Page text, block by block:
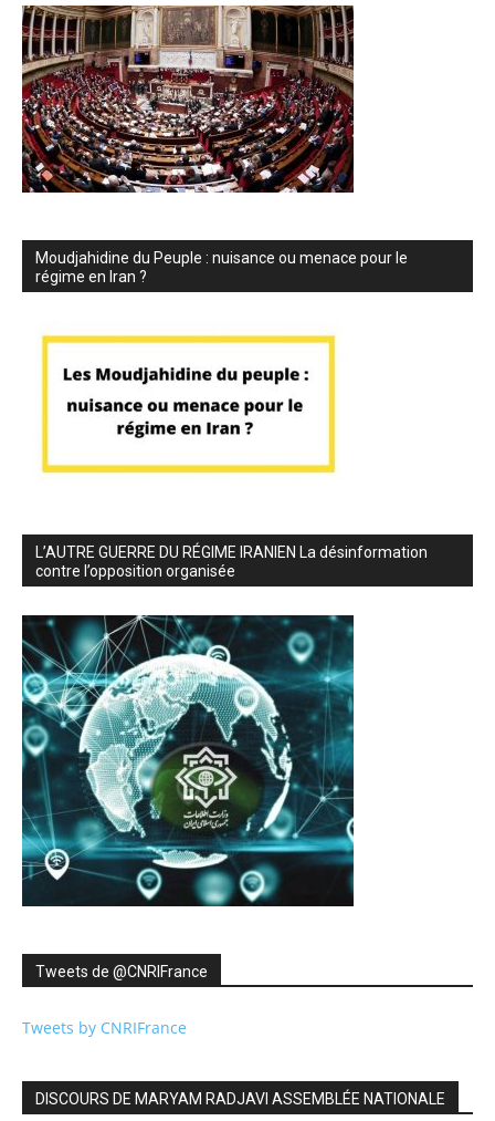
Moudjahidine du Peuple : nuisance ou menace pour le
régime en Iran ?
L’AUTRE GUERRE DU RÉGIME IRANIEN La désinformation
contre l’opposition organisée
Tweets de ‎@CNRIFrance
Tweets by CNRIFrance
DISCOURS DE MARYAM RADJAVI ASSEMBLÉE NATIONALE